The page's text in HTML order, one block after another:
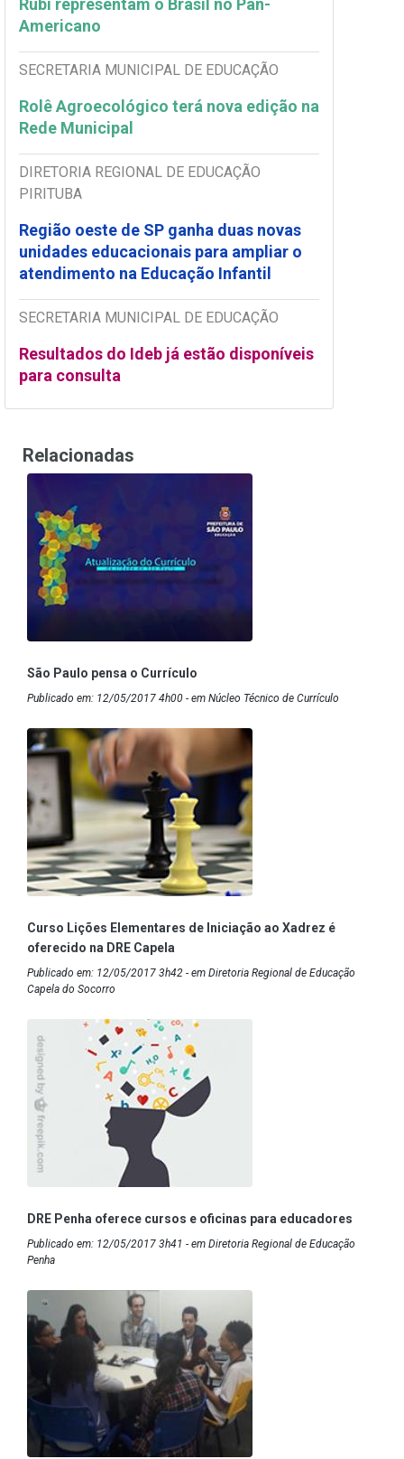
Rubi representam o Brasil no Pan-
Americano
SECRETARIA MUNICIPAL DE EDUCAÇÃO
Rolê Agroecológico terá nova edição na
Rede Municipal
DIRETORIA REGIONAL DE EDUCAÇÃO
PIRITUBA
Região oeste de SP ganha duas novas
unidades educacionais para ampliar o
atendimento na Educação Infantil
SECRETARIA MUNICIPAL DE EDUCAÇÃO
Resultados do Ideb já estão disponíveis
para consulta
Relacionadas
São Paulo pensa o Currículo
Publicado em: 12/05/2017 4h00 - em Núcleo Técnico de Currículo
Curso Lições Elementares de Iniciação ao Xadrez é
oferecido na DRE Capela
Publicado em: 12/05/2017 3h42 - em Diretoria Regional de Educação
Capela do Socorro
DRE Penha oferece cursos e oficinas para educadores
Publicado em: 12/05/2017 3h41 - em Diretoria Regional de Educação
Penha